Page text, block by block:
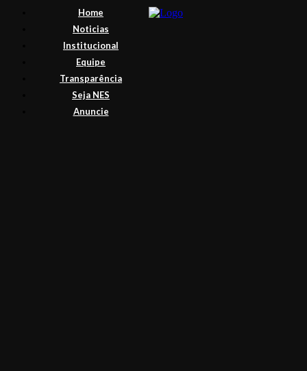
Home
Noticias
Institucional
Equipe
Transparência
Seja NES
Anuncie